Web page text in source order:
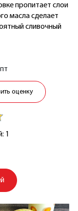
пропитает слои
масла сделает
сливочный
оценку
1